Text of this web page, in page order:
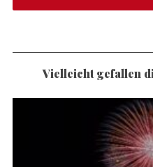
Vielleicht gefallen